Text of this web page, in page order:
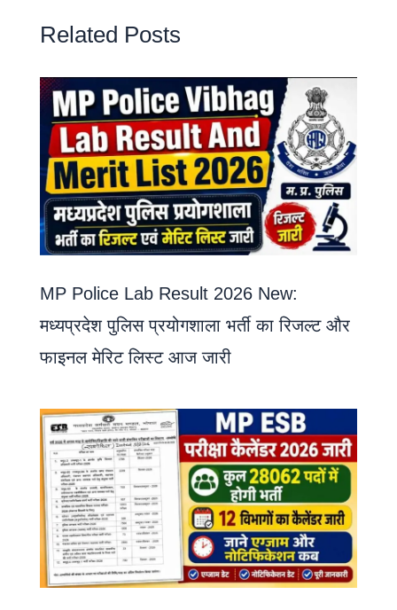
Related Posts
MP Police Lab Result 2026 New:
मध्यप्रदेश पुलिस प्रयोगशाला भर्ती का रिजल्ट और
फाइनल मेरिट लिस्ट आज जारी